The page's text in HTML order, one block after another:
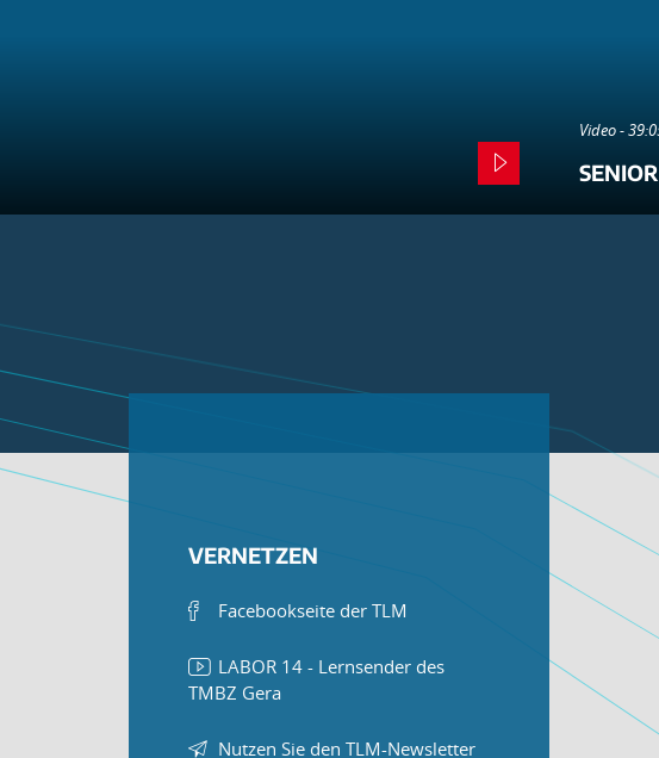
Video -
VERNETZEN
Facebookseite der TLM
LABOR 14 - Lernsender des
TMBZ Gera
Nutzen Sie den TLM-Newsletter